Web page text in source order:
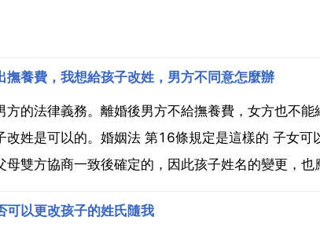
養費，我想給孩子改姓，男方不同意怎麼辦
的法律義務。離婚後男方不給撫養費，女方也不
姓是可以的。婚姻法 第16條規定是這樣的 子女可
雙方協商一致後確定的，因此孩子姓名的變更，也
可以更改孩子的姓氏隨我